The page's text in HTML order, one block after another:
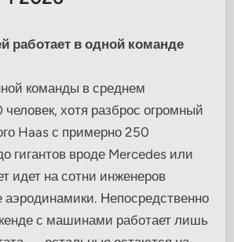
работает в одной команде
команды в среднем
хотя разброс огромный
Haas с примерно 250
гигантов вроде Mercedes или
идет на сотни инженеров
аэродинамики. Непосредственно
с машинами работает лишь